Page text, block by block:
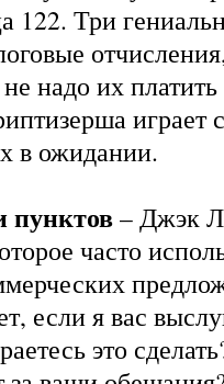
122. Три
надо их
играет
в ожидании.
пунктов– Джэк
часто
если я вас
это